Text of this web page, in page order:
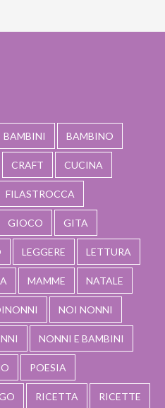
BAMBINI BAMBINO
CRAFT CUCINA
FILASTROCCA
GIOCO GITA
LEGGERE LETTURA
MAMME NATALE
NOI NONNI
NONNI E BAMBINI
POESIA
RICETTA RICETTE